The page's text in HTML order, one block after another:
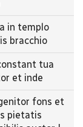
in templo
bracchio
tua
et inde
fons et
pietatis